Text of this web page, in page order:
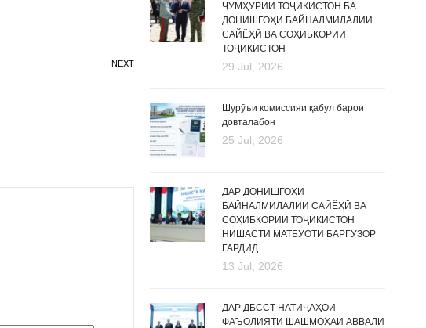
NEXT
ҶУМҲУРИИ ТОҶИКИСТОН БА
ДОНИШГОҲИ БАЙНАЛМИЛАЛИИ
САЙЁҲӢ ВА СОҲИБКОРИИ
ТОҶИКИСТОН
29 Jul, 2026
Шурӯъи комиссияи қабул барои
довталабон
25 Jul, 2026
ДАР ДОНИШГОҲИ
БАЙНАЛМИЛАЛИИ САЙЁҲӢ ВА
СОҲИБКОРИИ ТОҶИКИСТОН
НИШАСТИ МАТБУОТӢ БАРГУЗОР
ГАРДИД
13 Jul, 2026
ДАР ДБССТ НАТИҶАҲОИ
ФАЪОЛИЯТИ ШАШМОҲАИ АВВАЛИ